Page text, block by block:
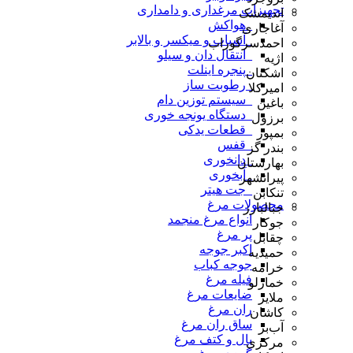
تجهیزات مرغداری و دامداری
_هواکش
_آسیاب و میکسر و بالابر
_انتقال دان و سیلو
_پنجره اینلت
_رطوبت ساز
_سیستم توزین دام
_دستگاه یونجه خوری
_قطعات یدکی
_قفس
_دانخوری
_آبخوری
_جت هیتر
محصولات مرغ
انواع مرغ منجمد
پر مرغ
اکبر جوجه
جوجه کباب
فیله مرغ
ضایعات مرغ
ران مرغ
ساق ران مرغ
بال و کتف مرغ
اندیمشک
آغاجاری
احمدسرگوراب
اژیه
اشکنان
امیرکلا
باغین
برزول
بمپور
بندر گز
بهارستان
پیرانشهر
تنکابن
جبالبارز
جوکار
چقابل
حمیدیه
خرامه
خمارلو
ملایر
کاشان
آب‌بر
مرکزی